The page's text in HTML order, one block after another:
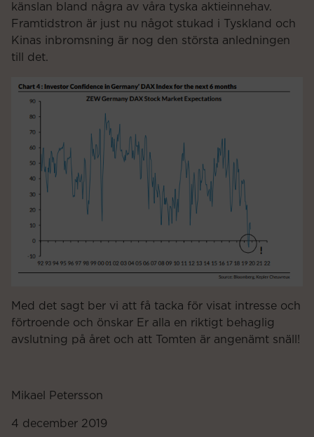
känslan bland några av våra tyska aktieinnehav.
Framtidstron är just nu något stukad i Tyskland och
Kinas inbromsning är nog den största anledningen
till det.
Med det sagt ber vi att få tacka för visat intresse och
förtroende och önskar Er alla en riktigt behaglig
avslutning på året och att Tomten är angenämt snäll!
Mikael Petersson
4 december 2019